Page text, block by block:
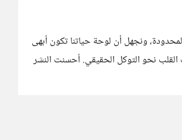
ونجهل أن لوحة حياتنا تكون أبهى
القلب نحو التوكل الحقيقي. أحسنت النشر